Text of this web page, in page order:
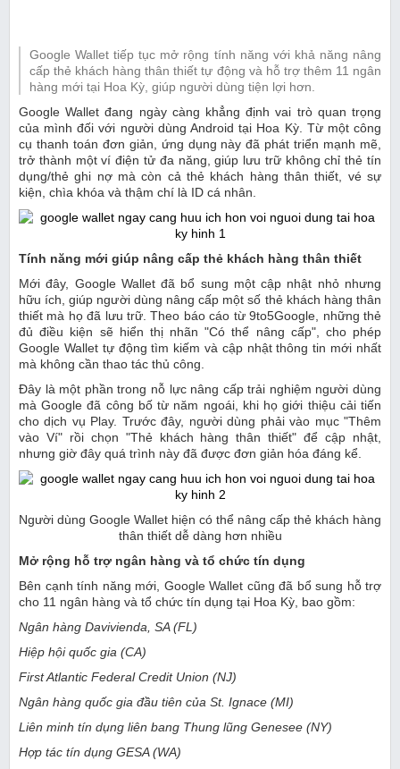
Google Wallet tiếp tục mở rộng tính năng với khả năng nâng
cấp thẻ khách hàng thân thiết tự động và hỗ trợ thêm 11 ngân
hàng mới tại Hoa Kỳ, giúp người dùng tiện lợi hơn.
Google Wallet đang ngày càng khẳng định vai trò quan trọng
của mình đối với người dùng Android tại Hoa Kỳ. Từ một công
cụ thanh toán đơn giản, ứng dụng này đã phát triển mạnh mẽ,
trở thành một ví điện tử đa năng, giúp lưu trữ không chỉ thẻ tín
dụng/thẻ ghi nợ mà còn cả thẻ khách hàng thân thiết, vé sự
kiện, chìa khóa và thậm chí là ID cá nhân.
Tính năng mới giúp nâng cấp thẻ khách hàng thân thiết
Mới đây, Google Wallet đã bổ sung một cập nhật nhỏ nhưng
hữu ích, giúp người dùng nâng cấp một số thẻ khách hàng thân
thiết mà họ đã lưu trữ. Theo báo cáo từ 9to5Google, những thẻ
đủ điều kiện sẽ hiển thị nhãn "Có thể nâng cấp", cho phép
Google Wallet tự động tìm kiếm và cập nhật thông tin mới nhất
mà không cần thao tác thủ công.
Đây là một phần trong nỗ lực nâng cấp trải nghiệm người dùng
mà Google đã công bố từ năm ngoái, khi họ giới thiệu cải tiến
cho dịch vụ Play. Trước đây, người dùng phải vào mục "Thêm
vào Ví" rồi chọn "Thẻ khách hàng thân thiết" để cập nhật,
nhưng giờ đây quá trình này đã được đơn giản hóa đáng kể.
Người dùng Google Wallet hiện có thể nâng cấp thẻ khách hàng
thân thiết dễ dàng hơn nhiều
Mở rộng hỗ trợ ngân hàng và tổ chức tín dụng
Bên cạnh tính năng mới, Google Wallet cũng đã bổ sung hỗ trợ
cho 11 ngân hàng và tổ chức tín dụng tại Hoa Kỳ, bao gồm:
Ngân hàng Davivienda, SA (FL)
Hiệp hội quốc gia (CA)
First Atlantic Federal Credit Union (NJ)
Ngân hàng quốc gia đầu tiên của St. Ignace (MI)
Liên minh tín dụng liên bang Thung lũng Genesee (NY)
Hợp tác tín dụng GESA (WA)